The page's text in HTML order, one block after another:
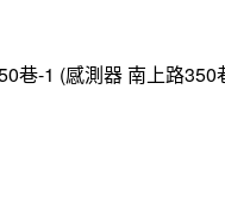
巷-1 (感測器 南上路